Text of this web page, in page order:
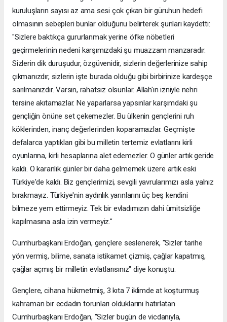
kuruluşların sayısı az ama sesi çok çıkan bir güruhun hedefi
olmasının sebepleri bunlar olduğunu belirterek şunları kaydetti:
"Sizlere baktıkça gururlanmak yerine öfke nöbetleri
geçirmelerinin nedeni karşımızdaki şu muazzam manzaradır.
Sizlerin dik duruşudur, özgüvenidir, sizlerin değerlerinize sahip
çıkmanızdır, sizlerin işte burada olduğu gibi birbirinize kardeşçe
sarılmanızdır. Varsın, rahatsız olsunlar. Allah'ın izniyle nehri
tersine akıtamazlar. Ne yaparlarsa yapsınlar karşımdaki şu
gençliğin önüne set çekemezler. Bu ülkenin gençlerini ruh
köklerinden, inanç değerlerinden koparamazlar. Geçmişte
defalarca yaptıkları gibi bu milletin tertemiz evlatlarını kirli
oyunlarına, kirli hesaplarına alet edemezler. O günler artık geride
kaldı. O karanlık günler bir daha gelmemek üzere artık eski
Türkiye'de kaldı. Biz gençlerimizi, sevgili yavrularımızı asla yalnız
bırakmayız. Türkiye'nin aydınlık yarınlarını üç beş kendini
bilmeze yem ettirmeyiz. Tek bir evladımızın dahi ümitsizliğe
kapılmasına asla izin vermeyiz."
Cumhurbaşkanı Erdoğan, gençlere seslenerek, "Sizler tarihe
yön vermiş, bilime, sanata istikamet çizmiş, çağlar kapatmış,
çağlar açmış bir milletin evlatlarısınız" diye konuştu.
Gençlere, cihana hükmetmiş, 3 kıta 7 iklimde at koşturmuş
kahraman bir ecdadın torunları olduklarını hatırlatan
Cumhurbaşkanı Erdoğan, "Sizler bugün de vicdanıyla,